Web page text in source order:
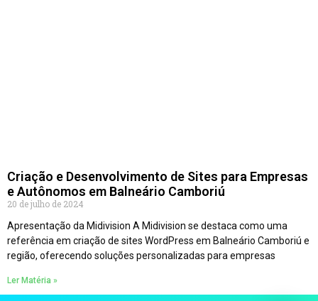
Criação e Desenvolvimento de Sites para Empresas
e Autônomos em Balneário Camboriú
20 de julho de 2024
Apresentação da Midivision A Midivision se destaca como uma
referência em criação de sites WordPress em Balneário Camboriú e
região, oferecendo soluções personalizadas para empresas
Ler Matéria »